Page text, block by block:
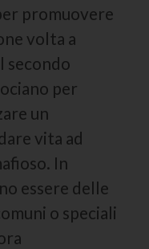
promuovere
volta a
secondo
per
un
vita ad
In
essere delle
o speciali